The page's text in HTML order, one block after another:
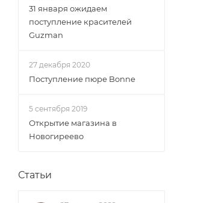
31 января ожидаем
поступление красителей
Guzman
27 декабря 2020
Поступление пюре Bonne
5 сентября 2019
Открытие магазина в
Новогиреево
Статьи